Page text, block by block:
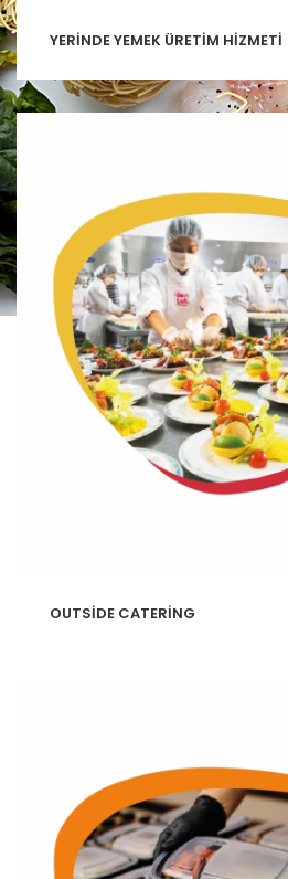
YERİNDE YEMEK ÜRETİM HİZMETİ
OUTSİDE CATERİNG